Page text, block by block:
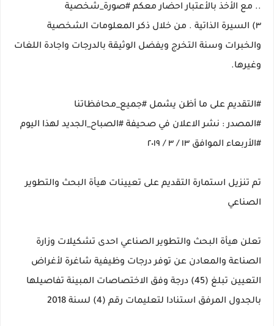
.. مع الأخذ بالأعتبار احضار معكم #صورة_شخصية
٣) السيرة الذاتية . من خلال ذكر المعلومات الشخصية
والخبرات وسنة التخرج ويفضل الوثيقة بالدرجات واجادة اللغات
وغيرها.
#التقديم على ما أظن يشمل #جميع_محافظاتنا
#المصدر : نشر الاعلان في صحيفة #الصباح_الجديد لهذا اليوم
#الأربعاء الموافق ١٣ / ٣ / ٢٠١٩
تم تنزيل استمارة التقديم على تعيينات هيأة البحث والتطوير
الصناعي
تعلن هيأة البحث والتطوير الصناعي احدى تشكيلات وزارة
الصناعة والمعادن عن توفر درجات وظيفية شاغرة لأغراض
التعيين تبلغ (45) درجة وفق الاختصاصات المبينة تفاصيلها
بالجدول المرفق استنادا لتعليمات رقم (4) لسنة 2018